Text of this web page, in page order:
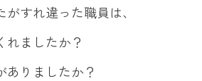
すれ違った職員は、
れましたか？
ありましたか？